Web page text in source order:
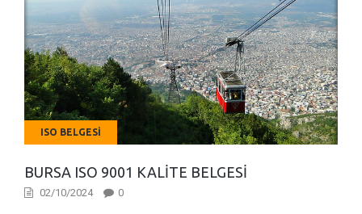
ISO BELGESI
BURSA ISO 9001 KALITE BELGESI
02/10/2024 0